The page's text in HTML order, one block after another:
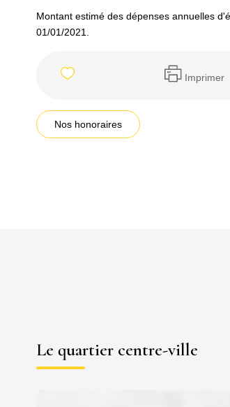
Montant estimé des dépenses annuelles
01/01/2021.
Imprimer
Nos honoraires
Le quartier centre-ville